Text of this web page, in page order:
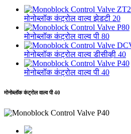
मोनोब्लॉक कंट्रोल वाल्व झेडटी 20
मोनोब्लॉक कंट्रोल वाल्व पी 80
मोनोब्लॉक कंट्रोल वाल्व डीसीव्ही 40
मोनोब्लॉक कंट्रोल वाल्व पी 40
मोनोब्लॉक कंट्रोल वाल्व पी 40